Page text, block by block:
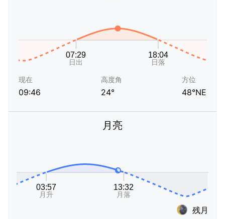
现在
09:46
高度角
24°
方位
48°NE
月亮
残月